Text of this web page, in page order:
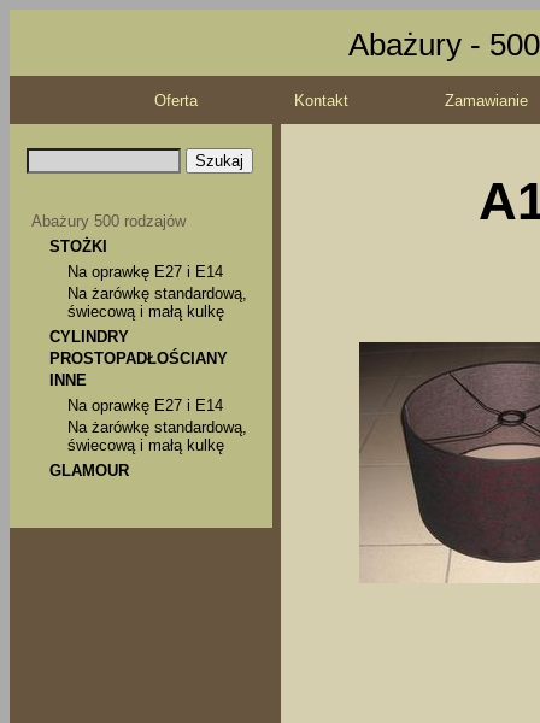
Abażury -
Oferta Kontakt Zamawianie
Abażury 500 rodzajów
STOŻKI
Na oprawkę E27 i E14
Na żarówkę standardową,
świecową i małą kulkę
CYLINDRY
PROSTOPADŁOŚCIANY
INNE
Na oprawkę E27 i E14
Na żarówkę standardową,
świecową i małą kulkę
GLAMOUR